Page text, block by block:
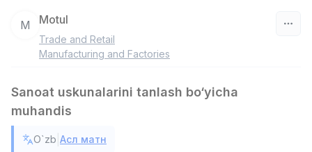
Ўзбекистон
Савдо бошлиғи
6,000,000 - 15,000,000 sum
ASIAN
M Motul
Trade and Retail
Manufacturing and Factories
Sanoat uskunalarini tanlash bo‘yicha
muhandis
O`zb Асл матн